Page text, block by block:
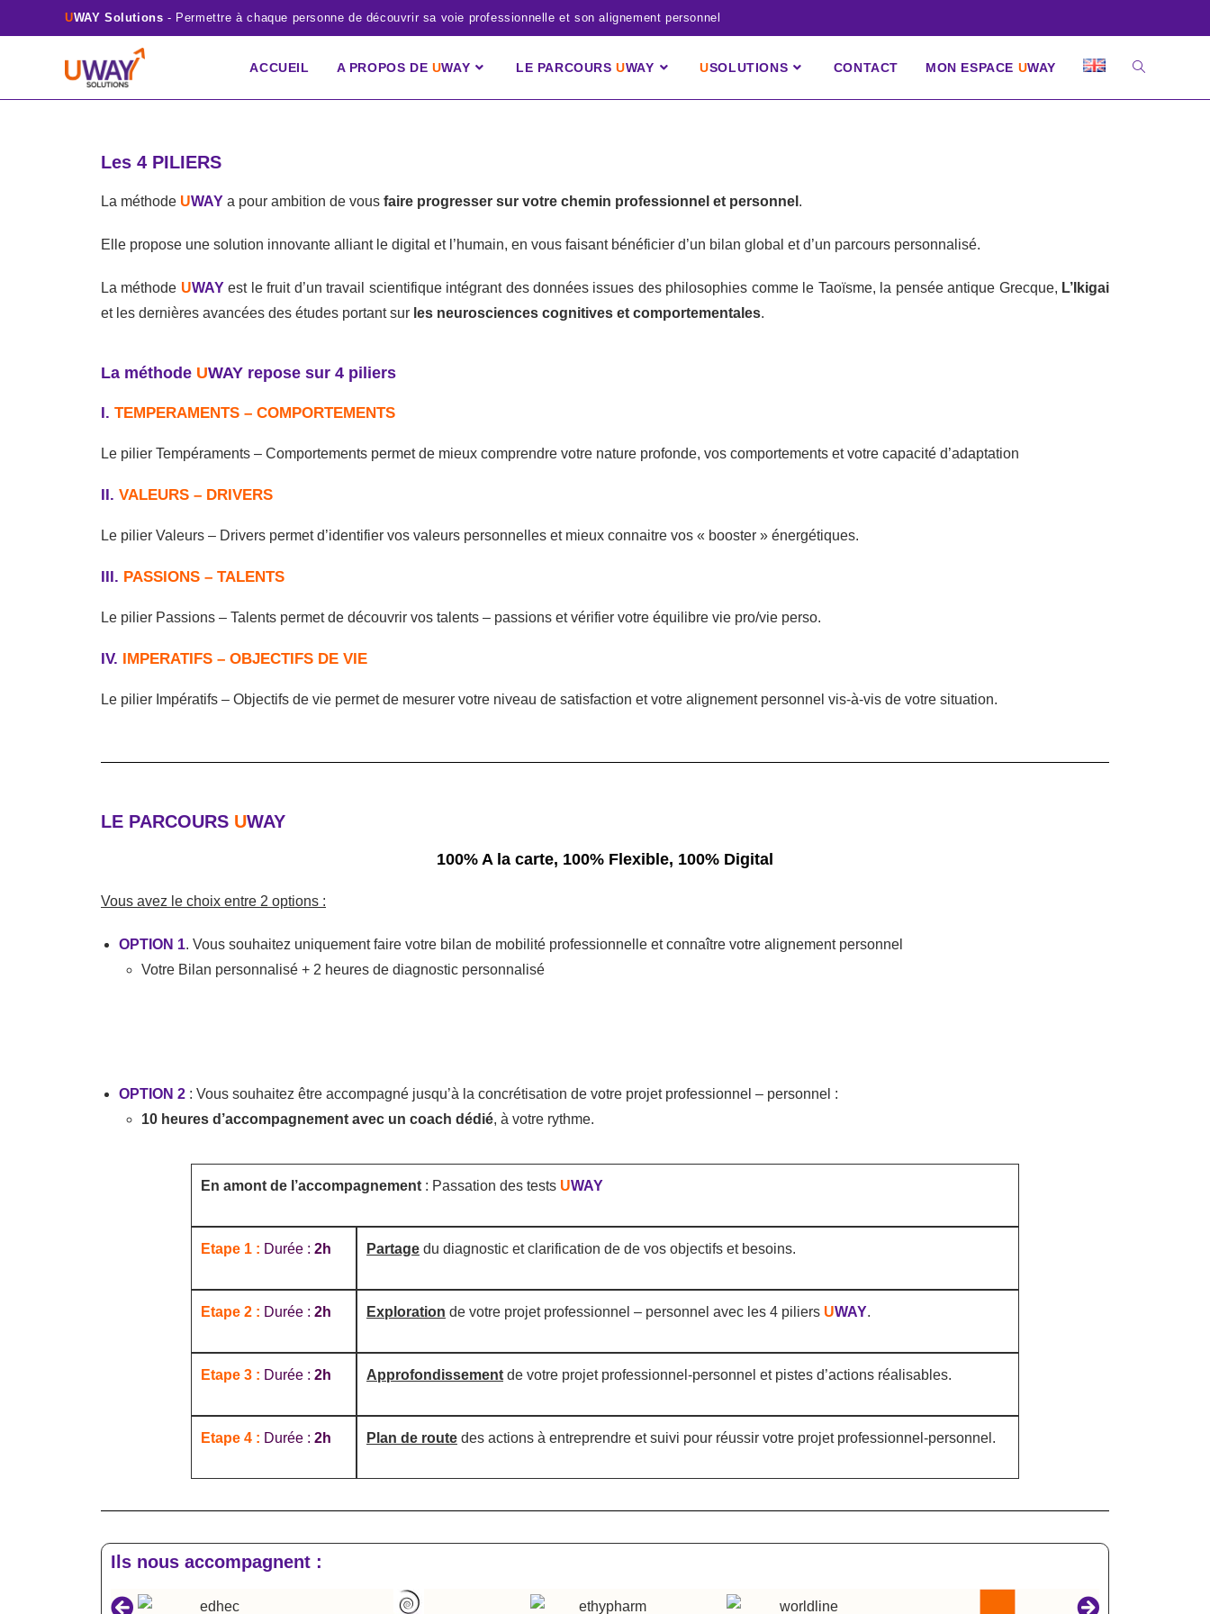
UWAY Solutions - Permettre à chaque personne de découvrir sa voie professionnelle et son alignement personnel
ACCUEIL A PROPOS DE UWAY LE PARCOURSUWAY USOLUTIONS CONTACT MON ESPACE UWAY
Les 4 PILIERS
La méthode UWAY a pour ambition de vous faire progresser sur votre chemin professionnel et personnel .
Elle propose une solution innovante alliant le digital et l’humain, en vous faisant bénéficier d’un bilan global et d’un parcours personnalisé.
La méthode UWAYest le fruit d’un travail scientifique intégrant des données issues des philosophies comme le Taoïsme, la pensée antique Grecque, L’Ikigai
et les dernières avancées des études portant sur les neurosciences cognitives et comportementales.
La méthode UWAY repose sur 4 piliers
I. TEMPERAMENTS – COMPORTEMENTS
Le pilier Tempéraments – Comportements permet de mieux comprendre votre nature profonde, vos comportements et votre capacité d’adaptation
II. VALEURS – DRIVERS
Le pilier Valeurs – Drivers permet d’identifier vos valeurs personnelles et mieux connaitre vos « booster » énergétiques.
III. PASSIONS – TALENTS
Le pilier Passions – Talents permet de découvrir vos talents – passions et vérifier votre équilibre vie pro/vie perso.
IV. IMPERATIFS – OBJECTIFS DE VIE
Le pilier Impératifs – Objectifs de vie permet de mesurer votre niveau de satisfaction et votre alignement personnel vis-à-vis de votre situation.
LE PARCOURS UWAY
100% A la carte, 100% Flexible, 100% Digital
Vous avez le choix entre 2 options :
OPTION 1. Vous souhaitez uniquement faire votre bilan de mobilité professionnelle et connaître votre alignement personnel
Votre Bilan personnalisé + 2 heures de diagnostic personnalisé
OPTION 2 : Vous souhaitez être accompagné jusqu’à la concrétisation de votre projet professionnel – personnel :
10 heures d’accompagnement avec un coach dédié, à votre rythme.
En amont de l’accompagnement : Passation des tests UWAY
Etape 1 : Durée : 2h Partage du diagnostic et clarification de de vos objectifs et besoins.
Etape 2 : Durée : 2h Exploration de votre projet professionnel – personnel avec les 4 piliers UWAY.
Etape 3 : Durée : 2h Approfondissement de votre projet professionnel-personnel et pistes d’actions réalisables.
Etape 4 : Durée : 2h Plan de route des actions à entreprendre et suivi pour réussir votre projet professionnel-personnel.
Ils nous accompagnent :